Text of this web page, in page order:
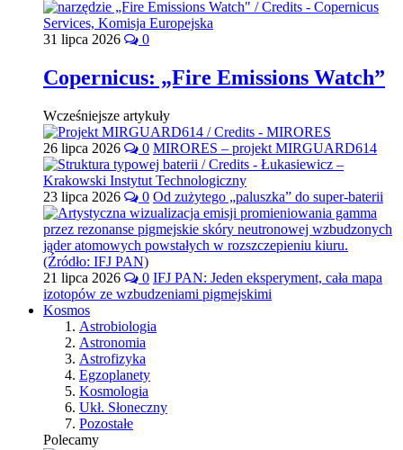
31 lipca 2026 0
Copernicus: „Fire Emissions Watch”
Wcześniejsze artykuły
26 lipca 2026 0 MIRORES – projekt MIRGUARD614
23 lipca 2026 0 Od zużytego „paluszka” do super-baterii
21 lipca 2026 0 IFJ PAN: Jeden eksperyment, cała mapa
izotopów ze wzbudzeniami pigmejskimi
Kosmos
Astrobiologia
Astronomia
Astrofizyka
Egzoplanety
Kosmologia
Ukł. Słoneczny
Pozostałe
Polecamy